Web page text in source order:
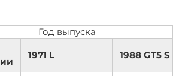
Год выпуска
1971 L 1988 GT5 S